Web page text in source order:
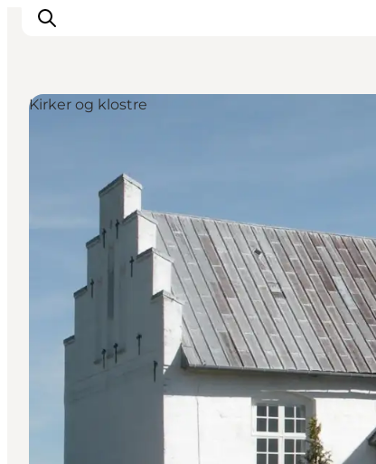
Byer & Steder
Det sker
Overnatning
Planlæg din ferie
Booking
Kirker og klostre